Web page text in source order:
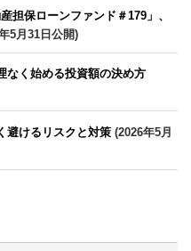
担保ローンファンド＃179」、
5月31日公開)
なく始める投資額の決め方
避けるリスクと対策 (2026年5月